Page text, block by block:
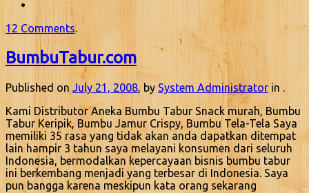
12 Comments.
BumbuTabur.com
Published on July 21, 2008, by System Administratorin .
Kami Distributor Aneka Bumbu Tabur Snack murah, Bumbu
Tabur Keripik, Bumbu Jamur Crispy, Bumbu Tela-Tela Saya
memiliki 35 rasa yang tidak akan anda dapatkan ditempat
lain hampir 3 tahun saya melayani konsumen dari seluruh
Indonesia, bermodalkan kepercayaan bisnis bumbu tabur
ini berkembang menjadi yang terbesar di Indonesia. Saya
pun bangga karena meskipun kata orang sekarang